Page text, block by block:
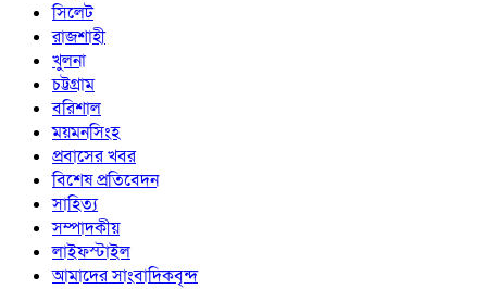
সিলেট
রাজশাহী
খুলনা
চট্টগ্রাম
বরিশাল
ময়মনসিংহ
প্রবাসের খবর
বিশেষ প্রতিবেদন
সাহিত্য
সম্পাদকীয়
লাইফস্টাইল
আমাদের সাংবাদিকবৃন্দ